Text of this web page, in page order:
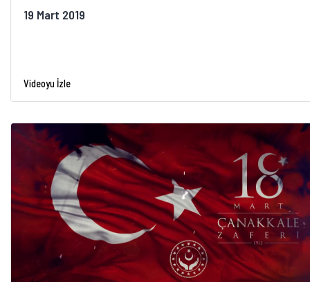
19 Mart 2019
Videoyu İzle